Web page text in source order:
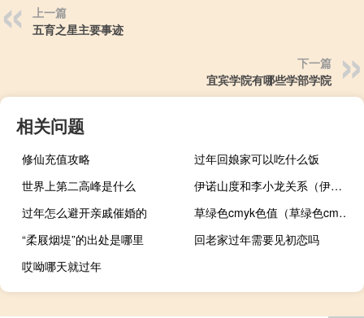
上一篇
五育之星主要事迹
下一篇
宜宾学院有哪些学部学院
相关问题
修仙充值攻略
过年回娘家可以吃什么饭
世界上第二高峰是什么
伊诺山度和李小龙关系（伊诺山度）
过年怎么避开亲戚催婚的
草绿色cmyk色值（草绿色cmyk）
“柔屐烟堤”的出处是哪里
回老家过年需要见初恋吗
哎呦哪天就过年